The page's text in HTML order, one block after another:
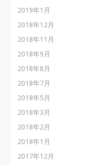
2019年1月
2018年12月
2018年11月
2018年9月
2018年8月
2018年7月
2018年5月
2018年3月
2018年2月
2018年1月
2017年12月